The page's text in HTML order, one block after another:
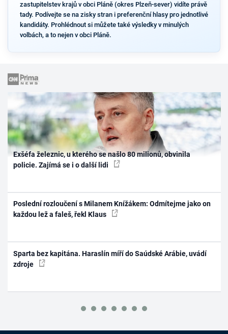
zastupitelstev krajů v obci Pláně (okres Plzeň-sever) vidíte právě
tady. Podívejte se na zisky stran i preferenční hlasy pro jednotlivé
kandidáty. Prohlédnout si můžete také výsledky v minulých
volbách, a to nejen v obci Pláně.
Exšéfa železnic, u kterého se našlo 80 milionů, obvinila
policie. Zajímá se i o další lidi
Poslední rozloučení s Milanem Knížákem: Odmítejme jako on
každou lež a faleš, řekl Klaus
Sparta bez kapitána. Haraslín míří do Saúdské Arábie, uvádí
zdroje